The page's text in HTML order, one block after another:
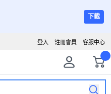
下載
客服中心
註冊會員
登入